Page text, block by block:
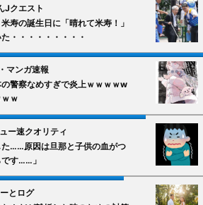
クエスト
寿の誕生日に「晴れて米寿！」
・・・・・・・・・
ンガ速報
警察なめすぎで炎上ｗｗｗｗw
ｗ
速クオリティ
た……原因は旦那と子供の血がつ
す……」
とログ